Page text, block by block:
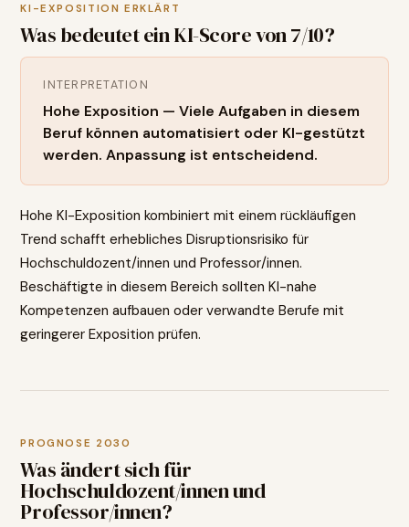
KI-EXPOSITION ERKLÄRT
Was bedeutet ein KI-Score von7/10?
INTERPRETATION
Hohe Exposition — Viele Aufgaben in diesem
Beruf können automatisiert oder KI-gestützt
werden. Anpassung ist entscheidend.
Hohe KI-Exposition kombiniert mit einem rückläufigen
Trend schafft erhebliches Disruptionsrisiko für
Hochschuldozent/innen und Professor/innen.
Beschäftigte in diesem Bereich sollten KI-nahe
Kompetenzen aufbauen oder verwandte Berufe mit
geringerer Exposition prüfen.
PROGNOSE 2030
Was ändert sich für
Hochschuldozent/innen und
Professor/innen?